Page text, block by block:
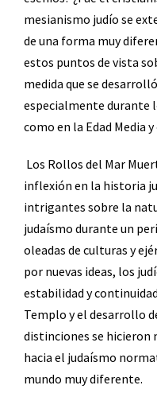
mesianismo judío se
de una forma muy
estos puntos de vista
medida que se
especialmente durante
como en la Edad Media
Los Rollos del Mar
inflexión en la historia
intrigantes sobre la
judaísmo durante un
oleadas de culturas y
por nuevas ideas, los
estabilidad y
Templo y el desarrollo
distinciones se hicieron
hacia el judaísmo
mundo muy diferente.